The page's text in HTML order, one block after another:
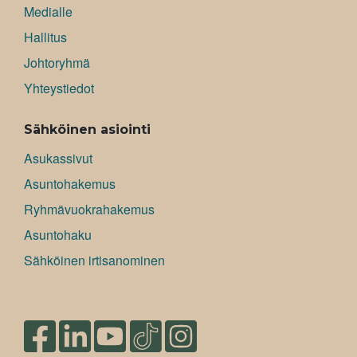
Medialle
Hallitus
Johtoryhmä
Yhteystiedot
Sähköinen asiointi
Asukassivut
Asuntohakemus
Ryhmävuokrahakemus
Asuntohaku
Sähköinen irtisanominen